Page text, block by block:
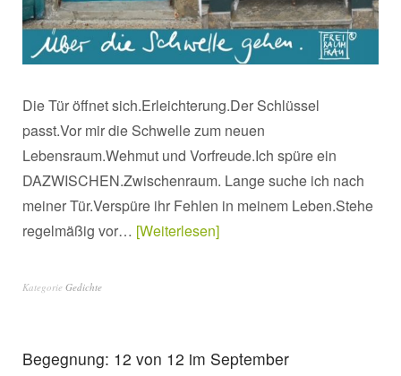
Die Tür öffnet sich.Erleichterung.Der Schlüssel
passt.Vor mir die Schwelle zum neuen
Lebensraum.Wehmut und Vorfreude.Ich spüre ein
DAZWISCHEN.Zwischenraum. Lange suche ich nach
meiner Tür.Verspüre ihr Fehlen in meinem Leben.Stehe
regelmäßig vor… Weiterlesen
Kategorie Gedichte
Begegnung: 12 von 12 im September